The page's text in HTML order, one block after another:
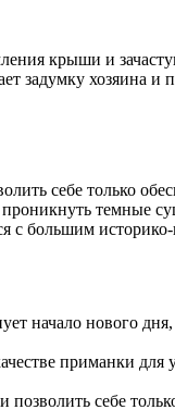
крыши и
задумку хозяина и
себе только
темные
с большим
начало нового дня,
приманки для
себе